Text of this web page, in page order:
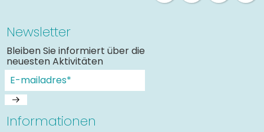
Newsletter
Bleiben Sie informiert über die
neuesten Aktivitäten
Informationen